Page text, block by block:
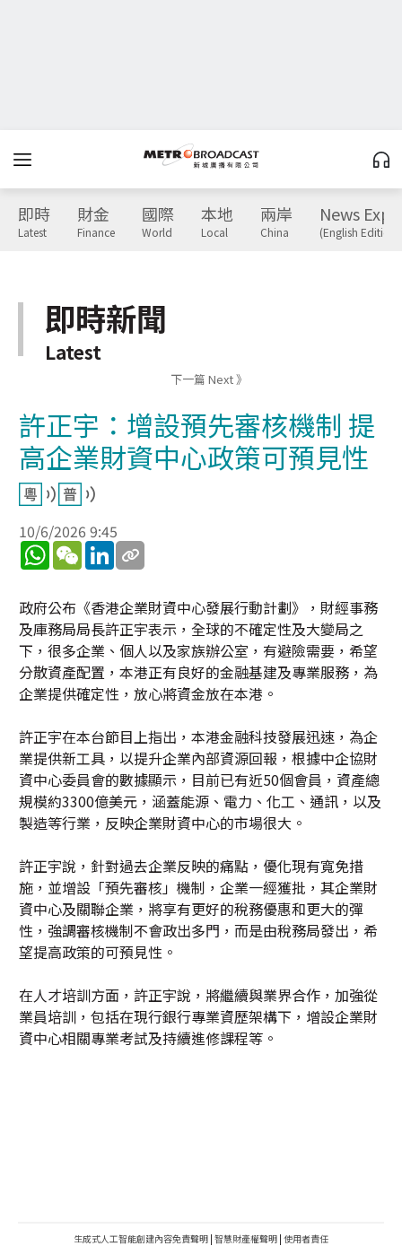
即時
Latest
財金
Finance
國際
World
本地
Local
兩岸
China
News
(English Edition)
即時新聞
Latest
下一篇 Next 》
許正宇：增設預先審核機制 提
高企業財資中心政策可預見性
10/6/2026 9:45
WhatsApp
WeChatLinkedIn
政府公布《香港企業財資中心發展行動計劃》，財經事務
及庫務局局長許正宇表示，全球的不確定性及大變局之
下，很多企業、個人以及家族辦公室，有避險需要，希望
分散資產配置，本港正有良好的金融基建及專業服務，為
企業提供確定性，放心將資金放在本港。
許正宇在本台節目上指出，本港金融科技發展迅速，為企
業提供新工具，以提升企業內部資源回報，根據中企協財
資中心委員會的數據顯示，目前已有近50個會員，資產總
規模約3300億美元，涵蓋能源、電力、化工、通訊，以及
製造等行業，反映企業財資中心的市場很大。
許正宇說，針對過去企業反映的痛點，優化現有寬免措
施，並增設「預先審核」機制，企業一經獲批，其企業財
資中心及關聯企業，將享有更好的稅務優惠和更大的彈
性，強調審核機制不會政出多門，而是由稅務局發出，希
望提高政策的可預見性。
在人才培訓方面，許正宇說，將繼續與業界合作，加強從
業員培訓，包括在現行銀行專業資歷架構下，增設企業財
資中心相關專業考試及持續進修課程等。
生成式人工智能創建內容免責聲明 | 智慧財產權聲明 | 使用者責任